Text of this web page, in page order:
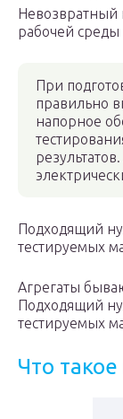
Невозвратный
рабочей среды
При
правильно
напорное
Подходящий
тестируемых
Агрегаты
Подходящий
тестируемых
Что